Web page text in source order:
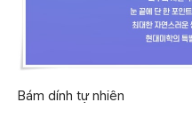
Bám dính tự nhiên